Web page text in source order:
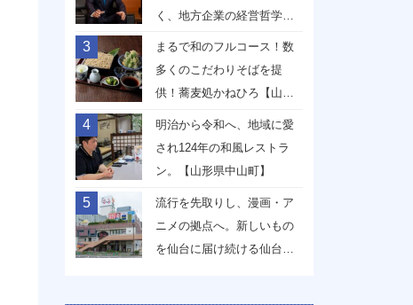
く、地方企業の経営哲学
【京都府綾部市】
3
まるで和のフルコース！数
多くのこだわりそばを提
供！蕎麦処かねひろ【山形
県山形市】
4
明治から令和へ、地域に愛
され124年の和風レストラ
ン。【山形県中山町】
5
流行を先取りし、漫画・ア
ニメの拠点へ。新しいもの
を仙台に届け続ける仙台駅